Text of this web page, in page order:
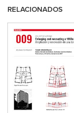
RELACIONADOS